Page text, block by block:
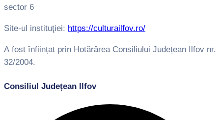
sector 6
Site-ul instituţiei: https://culturailfov.ro/
A fost înființat prin Hotărârea Consiliului Județean Ilfov nr.
32/2004.
Consiliul Județean Ilfov